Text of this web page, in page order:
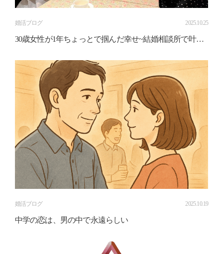
婚活ブログ 2025.10.25
30歳女性が1年ちょっとで掴んだ幸せ~結婚相談所で叶え
婚活ブログ 2025.10.19
中学の恋は、男の中で永遠らしい